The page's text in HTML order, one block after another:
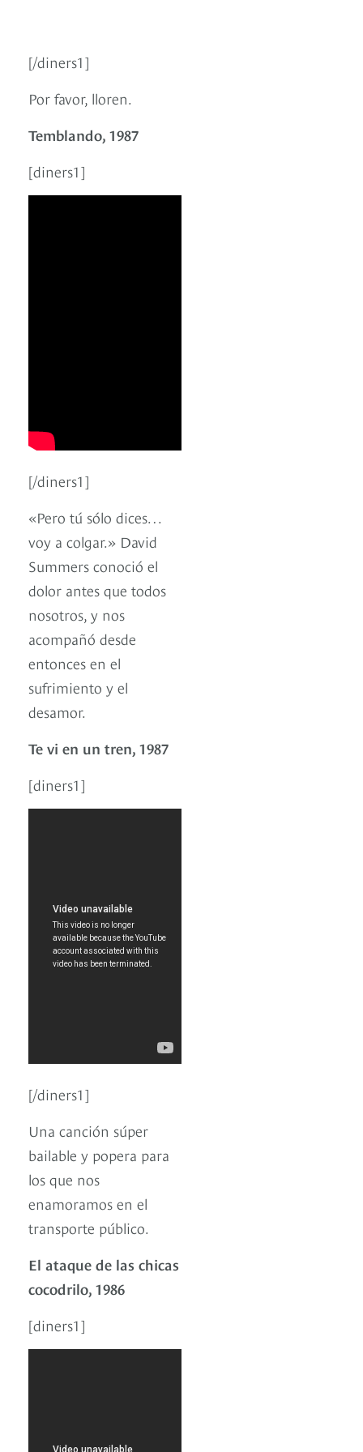
[/diners1]
Por favor, lloren.
Temblando, 1987
[diners1]
[/diners1]
«Pero tú sólo dices…
voy a colgar.» David
Summers conoció el
dolor antes que todos
nosotros, y nos
acompañó desde
entonces en el
sufrimiento y el
desamor.
Te vi en un tren, 1987
[diners1]
[/diners1]
Una canción súper
bailable y popera para
los que nos
enamoramos en el
transporte público.
El ataque de las chicas
cocodrilo, 1986
[diners1]